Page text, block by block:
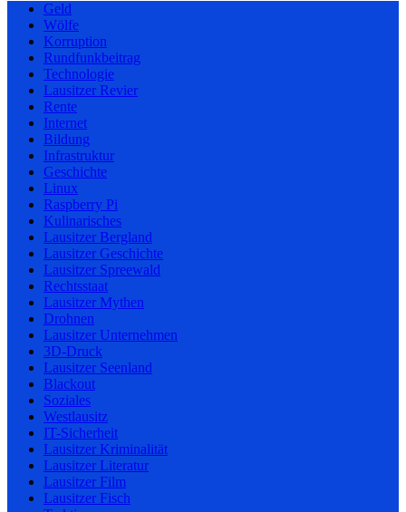
Geld
Wölfe
Korruption
Rundfunkbeitrag
Technologie
Lausitzer Revier
Rente
Internet
Bildung
Infrastruktur
Geschichte
Linux
Raspberry Pi
Kulinarisches
Lausitzer Bergland
Lausitzer Geschichte
Lausitzer Spreewald
Rechtsstaat
Lausitzer Mythen
Drohnen
Lausitzer Unternehmen
3D-Druck
Lausitzer Seenland
Blackout
Soziales
Westlausitz
IT-Sicherheit
Lausitzer Kriminalität
Lausitzer Literatur
Lausitzer Film
Lausitzer Fisch